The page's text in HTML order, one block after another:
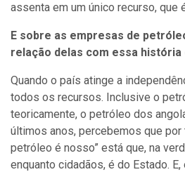
assenta em um único recurso, que
E sobre as empresas de
relação delas com essa história
Quando o país atinge a
todos os recursos. Inclusive o
teoricamente, o petróleo dos
últimos anos, percebemos que por
petróleo é nosso” está que, na
enquanto cidadãos, é do Estado.